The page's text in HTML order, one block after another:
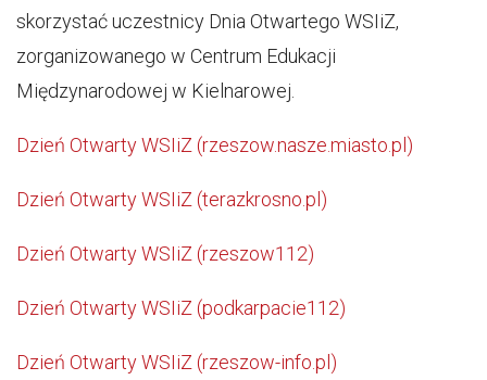
skorzystać uczestnicy Dnia Otwartego WSIiZ,
zorganizowanego w Centrum Edukacji
Międzynarodowej w Kielnarowej.
Dzień Otwarty WSIiZ (rzeszow.nasze.miasto.pl)
Dzień Otwarty WSIiZ (terazkrosno.pl)
Dzień Otwarty WSIiZ (rzeszow112)
Dzień Otwarty WSIiZ (podkarpacie112)
Dzień Otwarty WSIiZ (rzeszow-info.pl)